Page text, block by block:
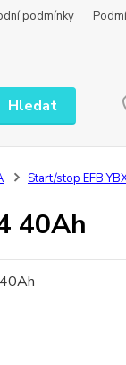
podmínky
Hledat
Start/stop EFB
40Ah